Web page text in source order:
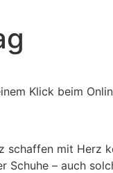
Klick beim
schaffen mit Herz
Schuhe – auch